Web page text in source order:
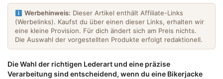
Werbehinweis: Dieser Artikel enthält Affiliate-Links
(Werbelinks). Kaufst du über einen dieser Links, erhalten wir
eine kleine Provision. Für dich ändert sich am Preis nichts.
Die Auswahl der vorgestellten Produkte erfolgt redaktionell.
Die Wahl der richtigen Lederart und eine präzise
Verarbeitung sind entscheidend, wenn du eine Bikerjacke